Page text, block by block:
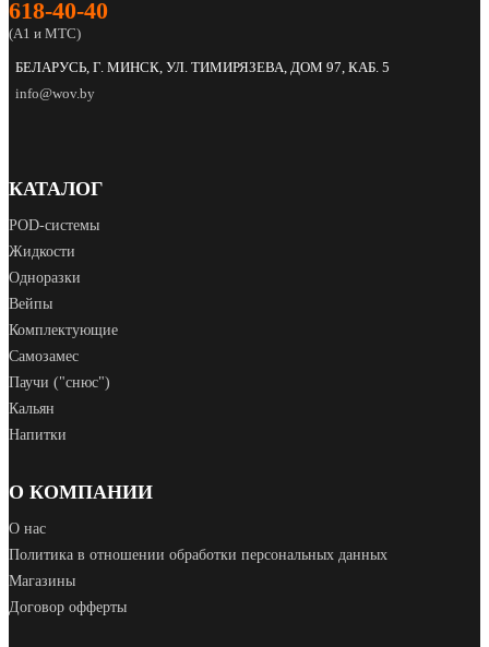
618‑40‑40
(А1 и МТС)
БЕЛАРУСЬ, Г. МИНСК, УЛ. ТИМИРЯЗЕВА, ДОМ 97, КАБ. 5
info@wov.by
КАТАЛОГ
POD‑системы
Жидкости
Одноразки
Вейпы
Комплектующие
Самозамес
Паучи ("снюс")
Кальян
Напитки
О КОМПАНИИ
О нас
Политика в отношении обработки персональных данных
Магазины
Договор офферты